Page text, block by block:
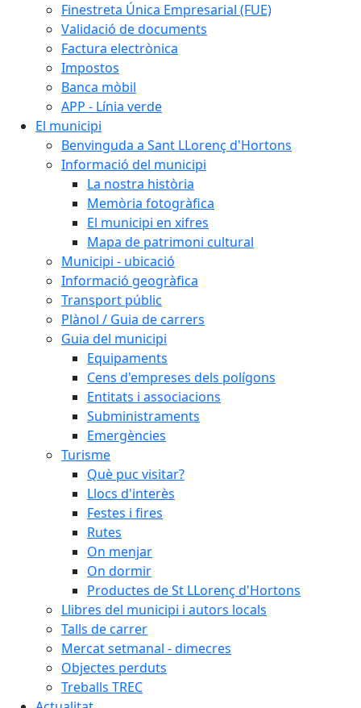
Finestreta Única Empresarial (FUE)
Validació de documents
Factura electrònica
Impostos
Banca mòbil
APP - Línia verde
El municipi
Benvinguda a Sant LLorenç d'Hortons
Informació del municipi
La nostra història
Memòria fotogràfica
El municipi en xifres
Mapa de patrimoni cultural
Municipi - ubicació
Informació geogràfica
Transport públic
Plànol / Guia de carrers
Guia del municipi
Equipaments
Cens d'empreses dels polígons
Entitats i associacions
Subministraments
Emergències
Turisme
Què puc visitar?
Llocs d'interès
Festes i fires
Rutes
On menjar
On dormir
Productes de St LLorenç d'Hortons
Llibres del municipi i autors locals
Talls de carrer
Mercat setmanal - dimecres
Objectes perduts
Treballs TREC